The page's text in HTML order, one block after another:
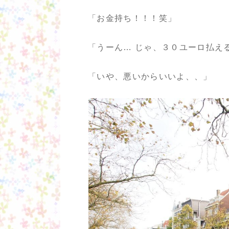
「お金持ち！！！笑」
「うーん… じゃ、３０ユーロ払え
「いや、悪いからいいよ、、」